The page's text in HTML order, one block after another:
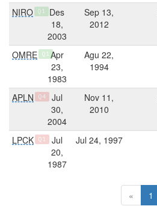
NIRO Q1
Des
18,
2003
Sep 13,
2012
OMRE Q1 Apr
23,
1983
Agu 22,
1994
APLN Q4
Jul
30,
2004
Nov 11,
2010
LPCK Q1
Jul
20,
1987
Jul 24, 1997
« 1